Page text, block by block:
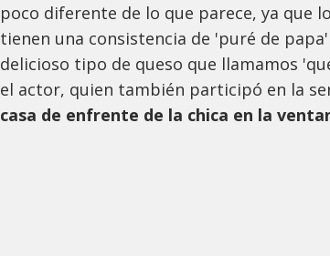
poco diferente de lo que parece, ya que
tienen una consistencia de 'puré de
delicioso tipo de queso que llamamos
el actor, quien también participó en la
casa de enfrente de la chica en la